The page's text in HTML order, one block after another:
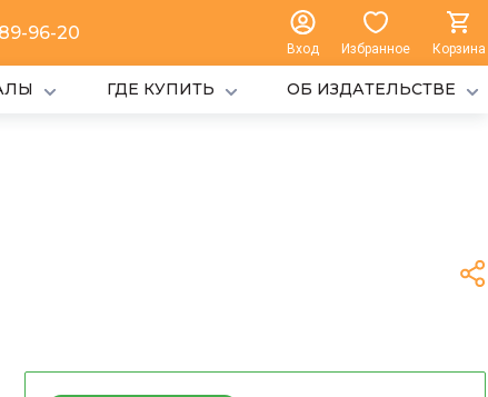
96-20
Вход Избранное Корзина
ГДЕ КУПИТЬ ОБ ИЗДАТЕЛЬСТВЕ